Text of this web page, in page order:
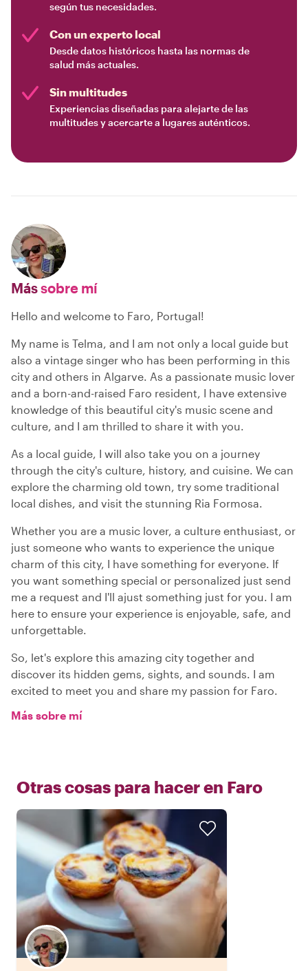
según tus necesidades.
Con un experto local
Desde datos históricos hasta las normas de
salud más actuales.
Sin multitudes
Experiencias diseñadas para alejarte de las
multitudes y acercarte a lugares auténticos.
Mássobre mí
Hello and welcome to Faro, Portugal!
My name is Telma, and I am not only a local guide but
also a vintage singer who has been performing in this
city and others in Algarve. As a passionate music lover
and a born-and-raised Faro resident, I have extensive
knowledge of this beautiful city's music scene and
culture, and I am thrilled to share it with you.
As a local guide, I will also take you on a journey
through the city's culture, history, and cuisine. We can
explore the charming old town, try some traditional
local dishes, and visit the stunning Ria Formosa.
Whether you are a music lover, a culture enthusiast, or
just someone who wants to experience the unique
charm of this city, I have something for everyone. If
you want something special or personalized just send
me a request and I'll ajust something just for you. I am
here to ensure your experience is enjoyable, safe, and
unforgettable.
So, let's explore this amazing city together and
discover its hidden gems, sights, and sounds. I am
excited to meet you and share my passion for Faro.
Más sobre mí
Otras cosas para hacer en Faro